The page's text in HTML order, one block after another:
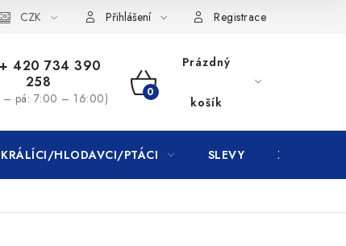
CZK Přihlášení Registrace
+ 420 734 390
258
– pá: 7:00 – 16:00)
NÁKUPNÍ
KOŠÍK
Prázdný
košík
KRÁLÍCI/HLODAVCI/PTÁCI SLEVY ZNAČKY